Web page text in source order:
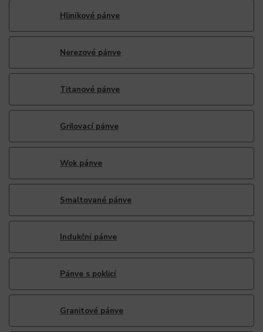
Hliníkové pánve
Nerezové pánve
Titanové pánve
Grilovací pánve
Wok pánve
Smaltované pánve
Indukční pánve
Pánve s poklicí
Granitové pánve